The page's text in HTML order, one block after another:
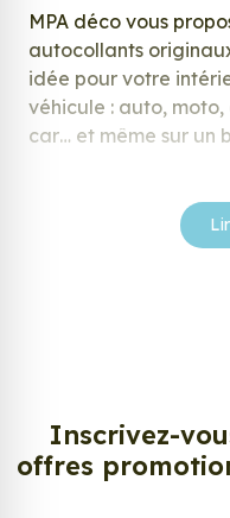
MPA déco vous
autocollants
idée pour votre
véhicule : auto,
car… et même sur un
répondre à vos
notre large gamme
décorer votre
Personnalisez la
Inscrivez-
offres